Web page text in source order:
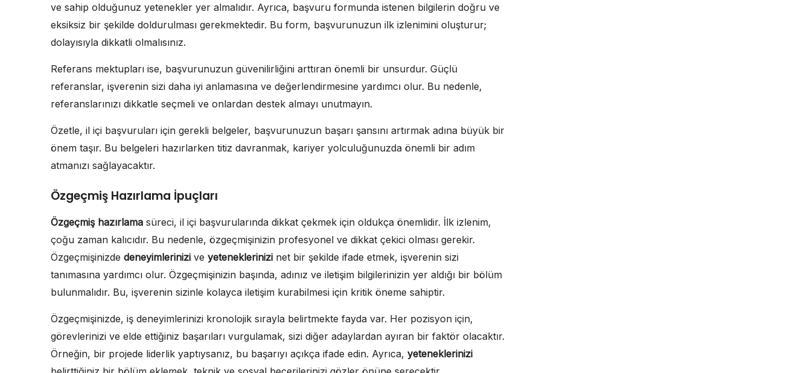
ve sahip olduğunuz yetenekler yer almalıdır. Ayrıca, başvuru formunda istenen bilgilerin doğru ve
eksiksiz bir şekilde doldurulması gerekmektedir. Bu form, başvurunuzun ilk izlenimini oluşturur;
dolayısıyla dikkatli olmalısınız.
Referans mektupları ise, başvurunuzun güvenilirliğini arttıran önemli bir unsurdur. Güçlü
referanslar, işverenin sizi daha iyi anlamasına ve değerlendirmesine yardımcı olur. Bu nedenle,
referanslarınızı dikkatle seçmeli ve onlardan destek almayı unutmayın.
Özetle, il içi başvuruları için gerekli belgeler, başvurunuzun başarı şansını artırmak adına büyük bir
önem taşır. Bu belgeleri hazırlarken titiz davranmak, kariyer yolculuğunuzda önemli bir adım
atmanızı sağlayacaktır.
Özgeçmiş Hazırlama İpuçları
Özgeçmiş hazırlama süreci, il içi başvurularında dikkat çekmek için oldukça önemlidir. İlk izlenim,
çoğu zaman kalıcıdır. Bu nedenle, özgeçmişinizin profesyonel ve dikkat çekici olması gerekir.
Özgeçmişinizde deneyimlerinizi ve yeteneklerinizi net bir şekilde ifade etmek, işverenin sizi
tanımasına yardımcı olur. Özgeçmişinizin başında, adınız ve iletişim bilgilerinizin yer aldığı bir bölüm
bulunmalıdır. Bu, işverenin sizinle kolayca iletişim kurabilmesi için kritik öneme sahiptir.
Özgeçmişinizde, iş deneyimlerinizi kronolojik sırayla belirtmekte fayda var. Her pozisyon için,
görevlerinizi ve elde ettiğiniz başarıları vurgulamak, sizi diğer adaylardan ayıran bir faktör olacaktır.
Örneğin, bir projede liderlik yaptıysanız, bu başarıyı açıkça ifade edin. Ayrıca, yeteneklerinizi